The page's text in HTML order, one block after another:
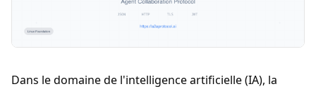
Dans le domaine de l'intelligence artificielle (IA), la